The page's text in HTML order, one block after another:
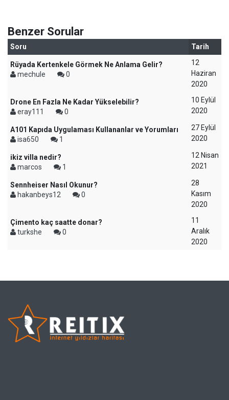
Benzer Sorular
Soru Tarih
Rüyada Kertenkele Görmek Ne Anlama Gelir?
mechule
0
12
Haziran
2020
Drone En Fazla Ne Kadar Yükselebilir?
eray111
0
10 Eylül
2020
A101 Kapıda Uygulaması Kullananlar ve Yorumları
isa650
1
27 Eylül
2020
ikiz villa nedir?
marcos
1
12 Nisan
2021
Sennheiser Nasıl Okunur?
hakanbeys12
0
28
Kasım
2020
Çimento kaç saatte donar?
turkshe
0
11
Aralık
2020